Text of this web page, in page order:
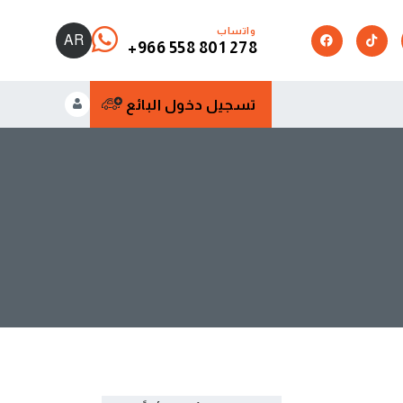
واتساب
+966 558 801 278
AR
تسجيل دخول البائع